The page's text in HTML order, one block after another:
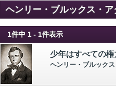
ヘンリー・ブルックス・
1件中 1 - 1件表示
少年はすべての権
ヘンリー・ブルック